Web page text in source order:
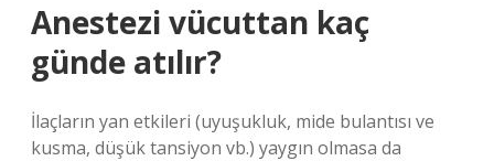
Anestezi vücuttan kaç
günde atılır?
İlaçların yan etkileri (uyuşukluk, mide bulantısı ve
kusma, düşük tansiyon vb.) yaygın olmasa da